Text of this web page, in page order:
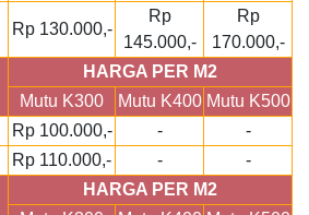
Rp 130.000,-
Rp
145.000,-
Rp
170.000,-
HARGA PER M2
Mutu K300
Mutu K400 Mutu K500
Rp 100.000,- -
-
Rp 110.000,- - -
HARGA PER M2